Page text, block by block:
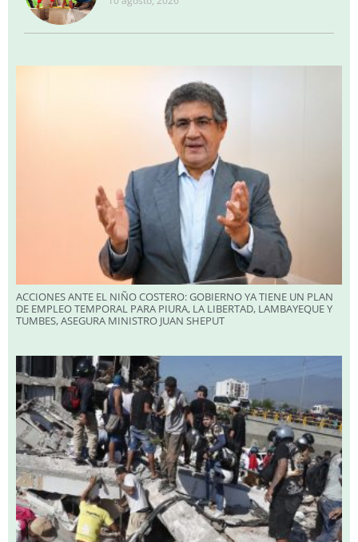
ACCIONES ANTE EL NIÑO COSTERO: GOBIERNO YA TIENE UN PLAN
DE EMPLEO TEMPORAL PARA PIURA, LA LIBERTAD, LAMBAYEQUE Y
TUMBES, ASEGURA MINISTRO JUAN SHEPUT